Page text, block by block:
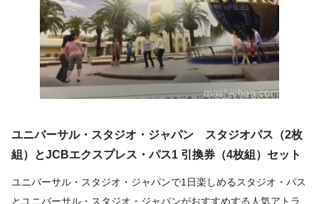
ユニバーサル・スタジオ・ジャパン スタジオパス（2枚
組）とJCBエクスプレス・パス1 引換券（4枚組）セット
ユニバーサル・スタジオ・ジャパンで1日楽しめるスタジオ・パス
とユニバーサル・スタジオ・ジャパンがおすすめする人気アトラ